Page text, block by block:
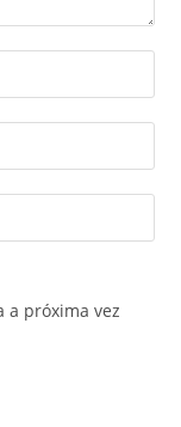
a próxima vez